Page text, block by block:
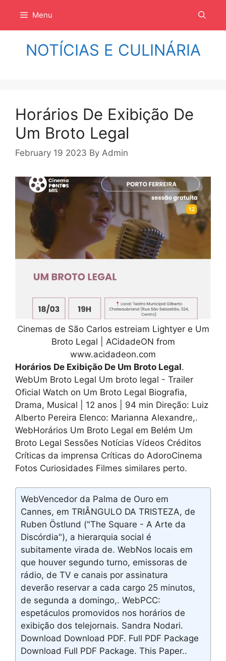
isi
Menu
NOTÍCIAS E CULINÁRIA
Horários De Exibição De
Um Broto Legal
February 19 2023 By Admin
Cinemas de São Carlos estreiam Lightyer e Um
Broto Legal | ACidadeON from
www.acidadeon.com
Horários De Exibição De Um Broto Legal.
WebUm Broto Legal Um broto legal - Trailer
Oficial Watch on Um Broto Legal Biografia,
Drama, Musical | 12 anos | 94 min Direção: Luiz
Alberto Pereira Elenco: Marianna Alexandre,.
WebHorários Um Broto Legal em Belém Um
Broto Legal Sessões Notícias Vídeos Créditos
Críticas da imprensa Críticas do AdoroCinema
Fotos Curiosidades Filmes similares perto.
WebVencedor da Palma de Ouro em
Cannes, em TRIÂNGULO DA TRISTEZA, de
Ruben Östlund ("The Square - A Arte da
Discórdia"), a hierarquia social é
subitamente virada de. WebNos locais em
que houver segundo turno, emissoras de
rádio, de TV e canais por assinatura
deverão reservar a cada cargo 25 minutos,
de segunda a domingo,. WebPCC:
espetáculos promovidos nos horários de
exibição dos telejornais. Sandra Nodari.
Download Download PDF. Full PDF Package
Download Full PDF Package. This Paper..